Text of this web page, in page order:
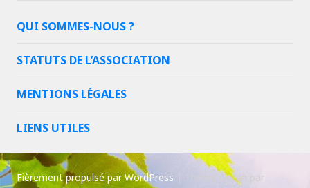
QUI SOMMES-NOUS ?
STATUTS DE L’ASSOCIATION
MENTIONS LÉGALES
LIENS UTILES
Fièrement propulsé par WordPress
Thème Goran par